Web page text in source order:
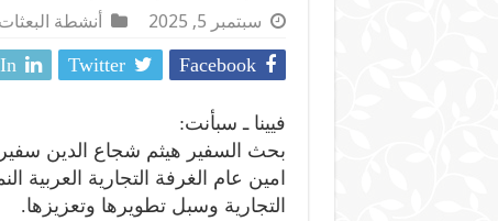
سبتمبر 5, 2025 أنشطة البعثات
Facebook
Twitter
فيينا ـ سبأنت:
بحث السفير هيثم شجاع الدين
امين عام الغرفة التجارية العربية
التجارية وسبل تطويرها وتعزيزها.